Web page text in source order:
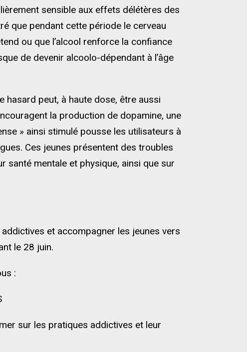
sensible aux effets délétères des
que pendant cette période le cerveau
ou que l’alcool renforce la confiance
de devenir alcoolo-dépendant à l’âge
hasard peut, à haute dose, être aussi
la production de dopamine, une
» ainsi stimulé pousse les utilisateurs à
Ces jeunes présentent des troubles
santé mentale et physique, ainsi que sur
et accompagner les jeunes vers
le 28 juin.
:
sur les pratiques addictives et leur